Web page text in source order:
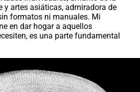
y artes asiáticas, admiradora de
formatos ni manuales. Mi
en dar hogar a aquellos
es una parte fundamental